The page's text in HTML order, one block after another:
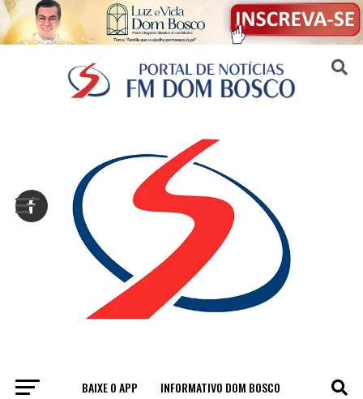
BAIXE O APP INFORMATIVO DOM BOSCO
IGREJA
Sair da versão mobile